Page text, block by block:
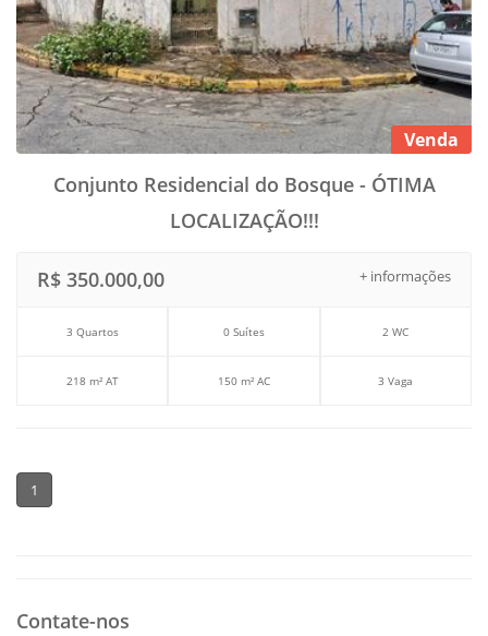
Venda
Conjunto Residencial do Bosque - ÓTIMA
LOCALIZAÇÃO!!!
+ informações
R$ 350.000,00
3 Quartos 0 Suítes 2 WC
218 m² AT 150 m² AC 3 Vaga
1
Contate-nos